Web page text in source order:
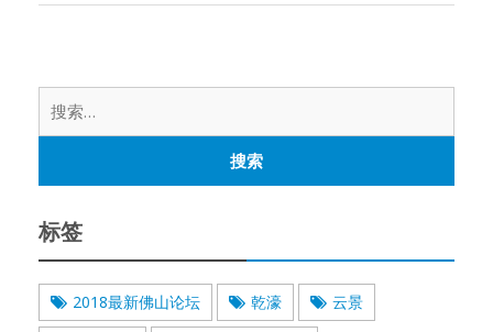
标签
2018最新佛山论坛 乾濠 云景